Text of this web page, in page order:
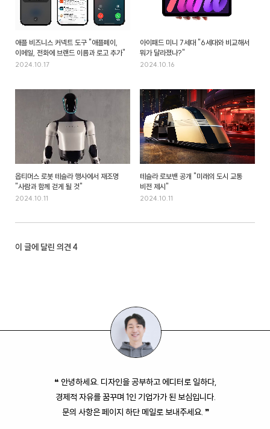
애플 비즈니스 커넥트 도구 "애플페이,
이메일, 전화에 브랜드 이름과 로고 추가"
2024.10.17
아이패드 미니 7세대 "6세대와 비교해서
뭐가 달라졌나?"
2024.10.16
옵티머스 로봇 테슬라 행사에서 재조명
"사람과 함께 걷게 될 것"
2024.10.11
테슬라 로보밴 공개 "미래의 도시 교통
비전 제시"
2024.10.11
이 글에 달린 의견 4
❝ 안녕하세요. 디자인을 공부하고 에디터로 일하다,
경제적 자유를 꿈꾸며 1인 기업가가 된 보심입니다.
문의 사항은 페이지 하단 메일로 보내주세요. ❞